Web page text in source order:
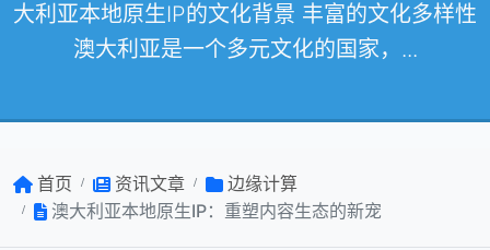
大利亚本地原生IP的文化背景 丰富的文化多样性
澳大利亚是一个多元文化的国家，...
首页 资讯文章
边缘计算
澳大利亚本地原生IP：重塑内容生态的新宠